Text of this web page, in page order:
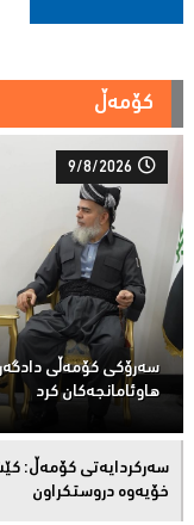
کۆمەڵ
9/8/2026
سەرۆكی كۆمەڵى
هاوئامانجەكان کرد
سەركردایەتی كۆمەڵ:
خۆیەوە دروستكراون